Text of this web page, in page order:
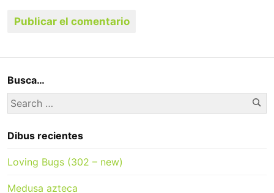
Busca…
Search
for:
Dibus recientes
Loving Bugs (302 – new)
Medusa azteca